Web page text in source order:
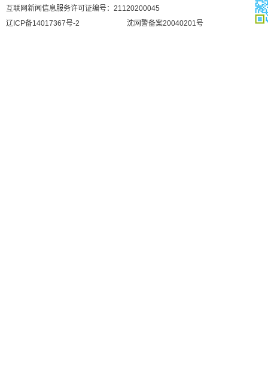
互联网新闻信息服务许可证编号：21120200045
辽ICP备14017367号-2
沈网警备案20040201号